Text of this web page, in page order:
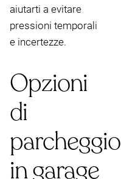
aiutarti a evitare
pressioni temporali
e incertezze.
Opzioni
di
parcheggio
in garage